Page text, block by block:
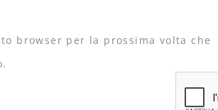
browser per la prossima volta che